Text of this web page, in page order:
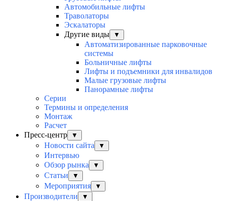
Автомобильные лифты
Траволаторы
Эскалаторы
Другие виды
▼
Автоматизированные парковочные
системы
Больничные лифты
Лифты и подъемники для инвалидов
Малые грузовые лифты
Панорамные лифты
Серии
Термины и определения
Монтаж
Расчет
Пресс-центр
▼
Новости сайта ▼
Интервью
Обзор рынка
▼
Статьи ▼
Мероприятия ▼
Производители ▼